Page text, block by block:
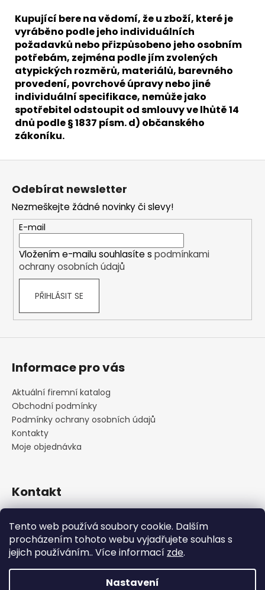
Tento web používá soubory cookie. Dalším
procházením tohoto webu vyjadřujete souhlas s
jejich používáním.. Více informací zde.
Nastavení
Kupující bere na vědomí, že u zboží, které je
vyráběno podle jeho individuálních
požadavků nebo přizpůsobeno jeho osobním
potřebám, zejména podle jím zvolených
atypických rozměrů, materiálů, barevného
provedení, povrchové úpravy nebo jiné
individuální specifikace, nemůže jako
spotřebitel odstoupit od smlouvy ve lhůtě 14
dnů podle § 1837 písm. d) občanského
zákoníku.
Z
Odebírat newsletter
Nezmeškejte žádné novinky či slevy!
E-mail
Vložením e-mailu souhlasíte s podmínkami
ochrany osobních údajů
PŘIHLÁSIT SE
Informace pro vás
Aktuální firemní katalog
Obchodní podmínky
Podmínky ochrany osobních údajů
Kontakty
Moje objednávka
Kontakt
+420 222 316 990
https://www.facebook.com/cskarlin